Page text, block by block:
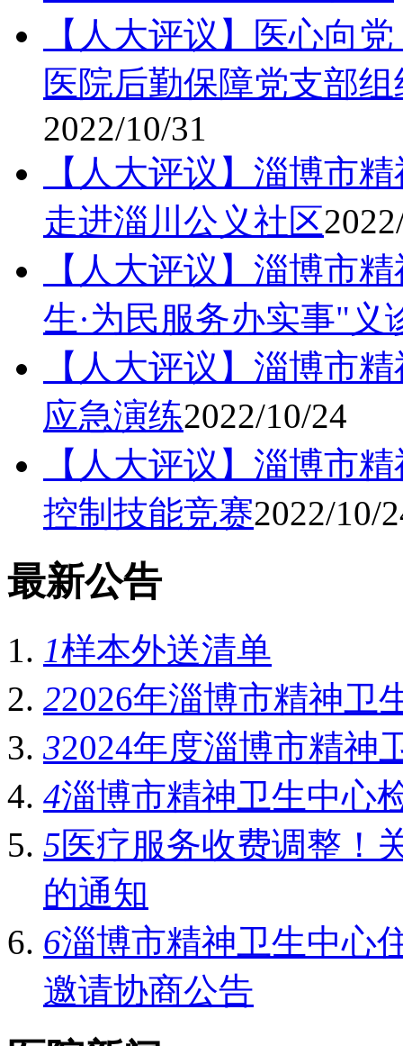
【人大评议】医心向
医院后勤保障党支部
2022/10/31
【人大评议】淄博市
走进淄川公义社区
【人大评议】淄博市
生·为民服务办实事"义
【人大评议】淄博市
应急演练2022/10/24
【人大评议】淄博市
控制技能竞赛2022/10/
最新公告
1样本外送清单
22026年淄博市精神卫
32024年度淄博市精神
4淄博市精神卫生中心
5医疗服务收费调整！
的通知
6淄博市精神卫生中心
邀请协商公告